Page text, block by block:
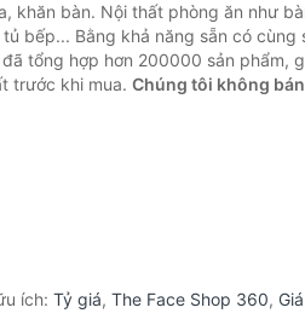
khăn bàn. Nội thất phòng ăn như
bếp... Bằng khả năng sẵn có
tổng hợp hơn 200000 sản phẩm,
trước khi mua. Chúng tôi không
ích: Tỷ giá, The Face Shop 360,